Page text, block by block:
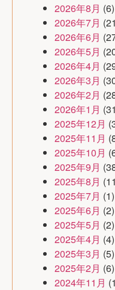
2026年8月 (6)
2026年7月
2026年6月
2026年5月
2026年4月
2026年3月
2026年2月
2026年1月
2025年12月
2025年11月
2025年10月
2025年9月
2025年8月
2025年7月 (1)
2025年6月 (2)
2025年5月 (2)
2025年4月 (4)
2025年3月 (5)
2025年2月 (6)
2024年11月